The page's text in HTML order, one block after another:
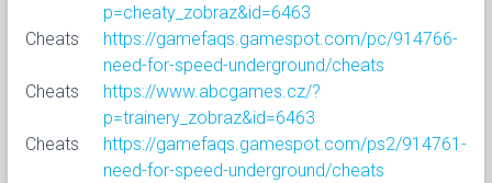
p=cheaty_zobraz&id=6463
Cheats
https://gamefaqs.gamespot.com/pc/914766-
need-for-speed-underground/cheats
Cheats
https://www.abcgames.cz/?
p=trainery_zobraz&id=6463
Cheats
https://gamefaqs.gamespot.com/ps2/914761-
need-for-speed-underground/cheats